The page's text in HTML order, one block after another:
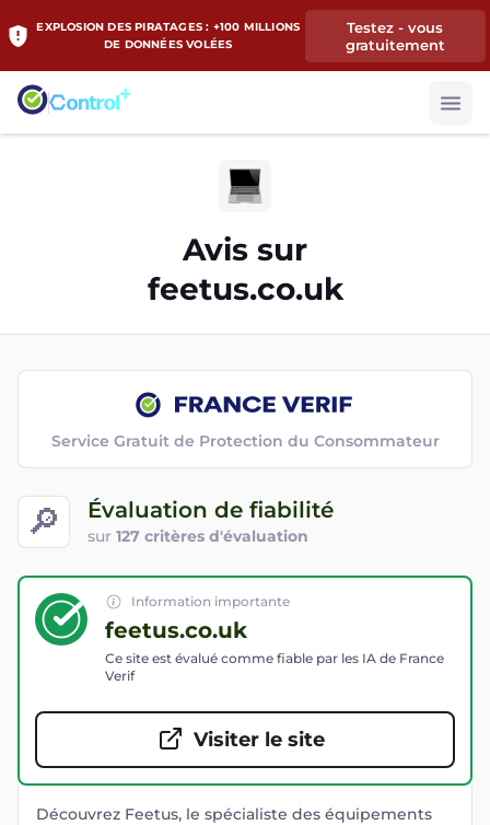
EXPLOSION DES PIRATAGES : +100 MILLIONS
DE DONNÉES VOLÉES
Testez - vous
gratuitement
Avis sur
feetus.co.uk
🔎 Évaluation de fiabilité
sur 127 critères d'évaluation
Service Gratuit de Protection du Consommateur
Information importante
feetus.co.uk
Ce site est évalué comme fiable par les IA de France
Verif
Visiter le site
Découvrez Feetus, le spécialiste des équipements